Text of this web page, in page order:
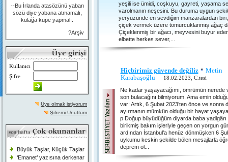
--Bu İrlanda atasözünü yaban
sözü diye yabana atmamalı,
kulağa küpe yapmalı.
?Arşiv
Kullanıcı
Şifre
Üye olmak istiyorum
Şifremi Unuttum
Büyük Taşlar, Küçük Taşlar
‘Emanet’ yazısına derkenar
yeşili ise ümidi, coşkuyu, gayreti, yaşama
varolmanın neşesini. Bu duruma uygun
yeryüzünde en sevdiğim manzaralardan
çiçek vermek üzere tomurcuklanmış ağaç
Çiçeklenmiş bir ağacı, meyvesini buyur
elbette herkes sever,...
Hiçbirimiz güvende değiliz
Metin
Karabaşoğlu
18.02.2023, C.tesi
Ne kadar yaşayacağımı, ömrümün nerede
son bulacağını bilmiyorum. Ama emin
var: Artık, 6 Şubat 2023’ten önce ve sonra
ayırmanın mümkün olduğu bir hayat
p Doğup büyüdüğüm diyarda baba yadigârı
birikmiş bakım işleriyle geçen on yorgun
ardından İstanbul’a henüz dönmüşken 6
uykumu keskin şekilde bölen mesajlarla
deprem ol...